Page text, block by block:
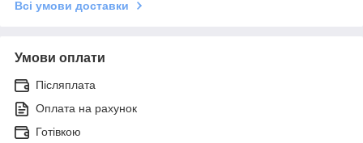
Всі умови доставки
Умови оплати
Післяплата
Оплата на рахунок
Готівкою